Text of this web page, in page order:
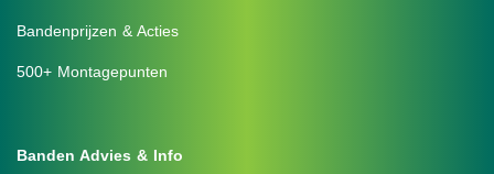
Bandenprijzen & Acties
500+ Montagepunten
Banden Advies & Info